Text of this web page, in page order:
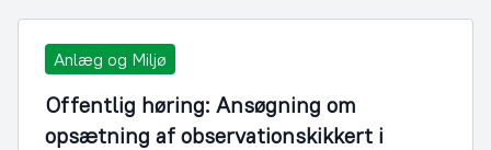
Anlæg og Miljø
Offentlig høring: Ansøgning om
opsætning af observationskikkert i